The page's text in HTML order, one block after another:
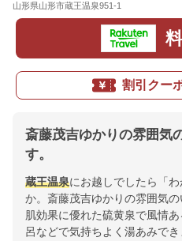
山形県山形市蔵王温泉951-1
割引クー
斎藤茂吉ゆかりの雰囲気
す。
蔵王温泉にお越しでしたら「
か。斎藤茂吉ゆかりの雰囲気
肌効果に優れた硫黄泉で風情
呂などで気持ちよく湯あみで